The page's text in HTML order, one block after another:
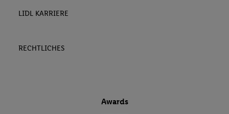
LIDL KARRIERE
RECHTLICHES
Awards